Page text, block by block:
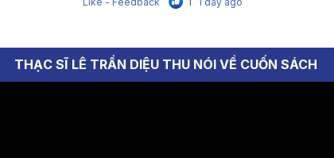
THẠC SĨ LÊ TRẦN DIỆU THU NÓI VỀ CUỐN SÁCH